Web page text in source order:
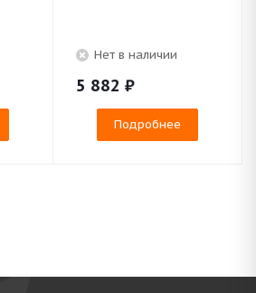
Нет в наличии
5 882 ₽
Подробнее